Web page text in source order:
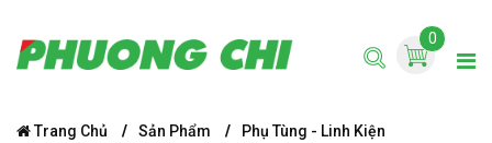
0
Trang Chủ Sản Phẩm
Phụ Tùng - Linh Kiện